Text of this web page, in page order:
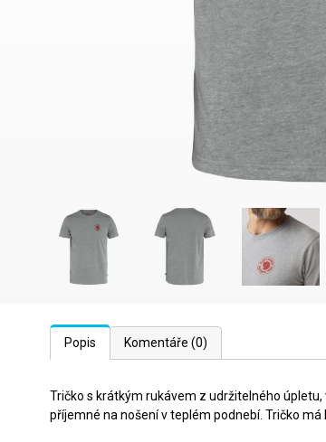
Popis Komentáře (0)
Tričko s krátkým rukávem z udržitelného
příjemné na nošení v teplém podnebí. Tričko